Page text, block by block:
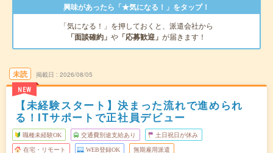
興味があったら「★気になる！」をタップ！
「気になる！」を押しておくと、派遣会社から
「面談確約」 や 「応募歓迎」 が届きます！
未読
NEW
掲載日 2026/08/05
【未経験スタート】決まった流れで進められ
る！ITサポートで正社員デビュー
職種未経験OK 交通費別途支給あり 土日祝日が休み
在宅・リモート WEB登録OK 無期雇用派遣